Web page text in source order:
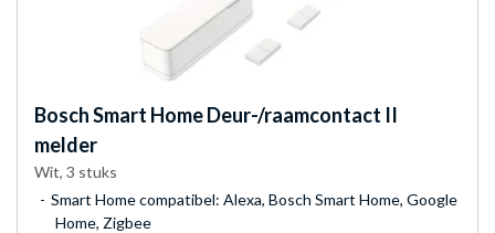
BoschSmart Home Deur-/raamcontact II
melder
Wit, 3 stuks
Smart Home compatibel: Alexa, Bosch Smart Home, Google
Home, Zigbee